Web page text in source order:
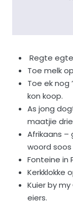
Regte
Toe melk
Toe ek nog
kon koop.
As jong
maatjie
Afrikaans –
woord soos
Fonteine in
Kerkklokke
Kuier by
eiers.